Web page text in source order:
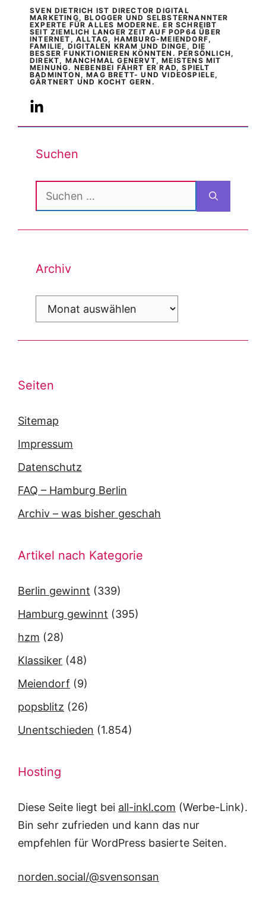
SVEN DIETRICH IST DIRECTOR DIGITAL
MARKETING, BLOGGER UND SELBSTERNANNTER
EXPERTE FÜR ALLES MODERNE. ER SCHREIBT
SEIT ZIEMLICH LANGER ZEIT AUF POP64 ÜBER
INTERNET, ALLTAG, HAMBURG-MEIENDORF,
FAMILIE, DIGITALEN KRAM UND DINGE, DIE
BESSER FUNKTIONIEREN KÖNNTEN. PERSÖNLICH,
DIREKT, MANCHMAL GENERVT, MEISTENS MIT
MEINUNG. NEBENBEI FÄHRT ER RAD, SPIELT
BADMINTON, MAG BRETT- UND VIDEOSPIELE,
GÄRTNERT UND KOCHT GERN.
Suchen
Suchen
nach:
Archiv
Archiv
Seiten
Sitemap
Impressum
Datenschutz
FAQ – Hamburg Berlin
Archiv – was bisher geschah
Artikel nach Kategorie
Berlin gewinnt (339)
Hamburg gewinnt (395)
hzm (28)
Klassiker (48)
Meiendorf (9)
popsblitz (26)
Unentschieden (1.854)
Hosting
Diese Seite liegt bei all-inkl.com (Werbe-Link).
Bin sehr zufrieden und kann das nur
empfehlen für WordPress basierte Seiten.
norden.social/@svensonsan